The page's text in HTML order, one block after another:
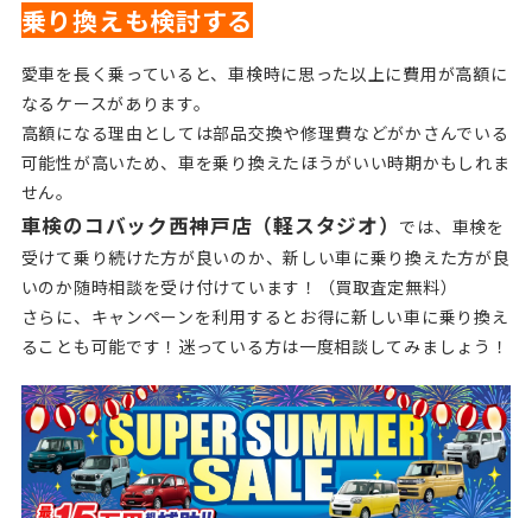
乗り換えも検討する
愛車を長く乗っていると、車検時に思った以上に費用が高額に
なるケースがあります。
高額になる理由としては部品交換や修理費などがかさんでいる
可能性が高いため、車を乗り換えたほうがいい時期かもしれま
せん。
車検のコバック西神戸店（軽スタジオ） では、車検を
受けて乗り続けた方が良いのか、新しい車に乗り換えた方が良
いのか随時相談を受け付けています！（買取査定無料）
さらに、キャンペーンを利用するとお得に新しい車に乗り換え
ることも可能です！迷っている方は一度相談してみましょう！